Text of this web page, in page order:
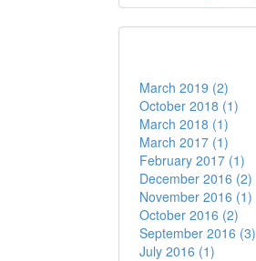
March 2019 (2)
October 2018 (1)
March 2018 (1)
March 2017 (1)
February 2017 (1)
December 2016 (2)
November 2016 (1)
October 2016 (2)
September 2016 (3)
July 2016 (1)